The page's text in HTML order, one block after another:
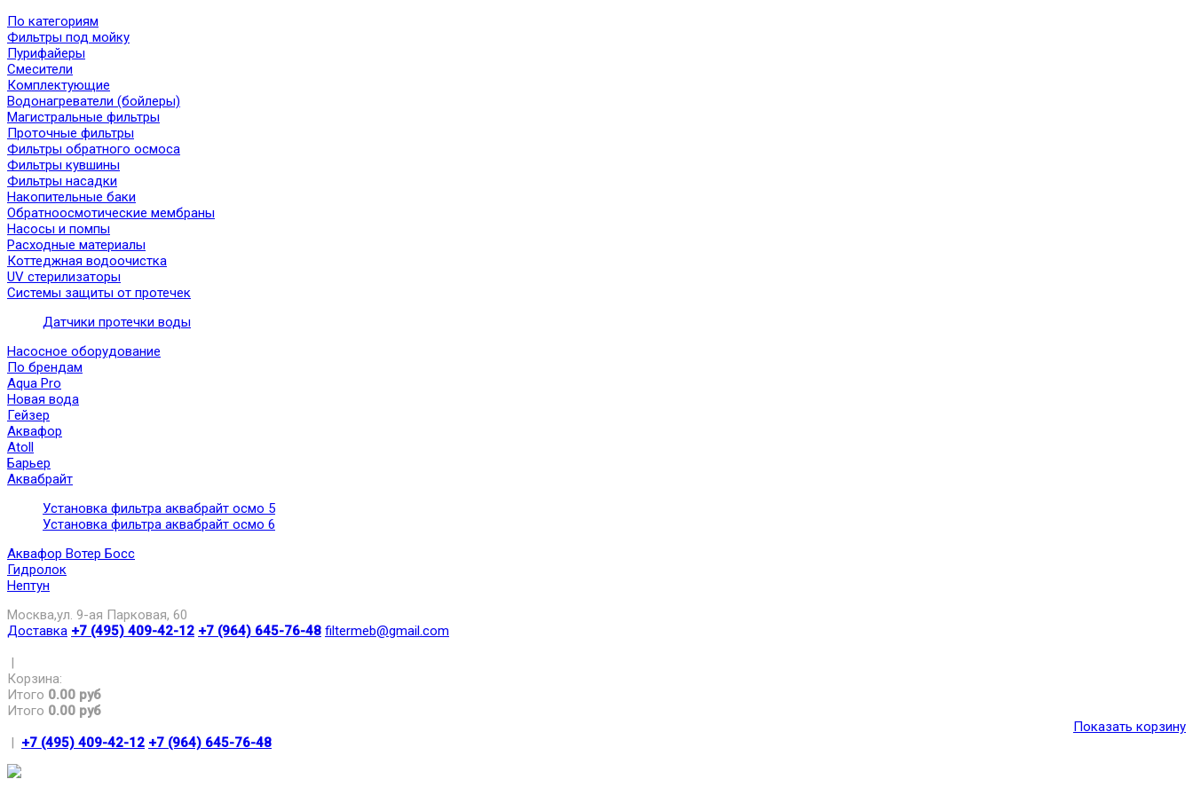
По категориям
Фильтры под мойку
Пурифайеры
Смесители
Комплектующие
Водонагреватели (бойлеры)
Магистральные фильтры
Проточные фильтры
Фильтры обратного осмоса
Фильтры кувшины
Фильтры насадки
Накопительные баки
Обратноосмотические мембраны
Насосы и помпы
Расходные материалы
Коттеджная водоочистка
UV стерилизаторы
Системы защиты от протечек
Датчики протечки воды
Насосное оборудование
По брендам
Aqua Pro
Новая вода
Гейзер
Аквафор
Atoll
Барьер
Аквабрайт
Установка фильтра аквабрайт осмо 5
Установка фильтра аквабрайт осмо 6
Аквафор Вотер Босс
Гидролок
Нептун
Москва,ул. 9-ая Парковая, 60
Доставка +7 (495) 409-42-12 +7 (964) 645-76-48 filtermeb@gmail.com
|
Корзина:
Итого 0.00 руб
Итого 0.00 руб
Показать корзину
| +7 (495) 409-42-12 +7 (964) 645-76-48